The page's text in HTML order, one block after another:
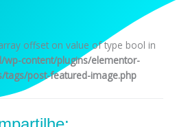
offset on value of type bool in
content/plugins/elementor-
post-featured-image.php